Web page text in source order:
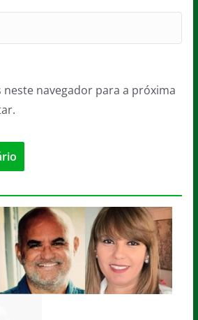
neste navegador para a próxima